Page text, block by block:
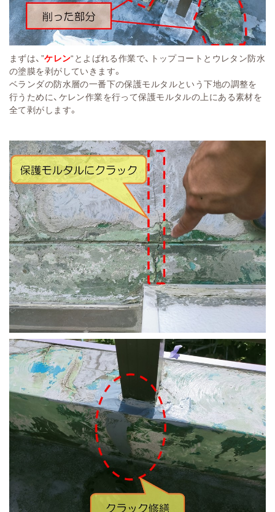
まずは、”ケレン“とよばれる作業で、トップコートとウレタン防水
の塗膜を剥がしていきます。
ベランダの防水層の一番下の保護モルタルという下地の調整を
行うために、ケレン作業を行って保護モルタルの上にある素材を
全て剥がします。